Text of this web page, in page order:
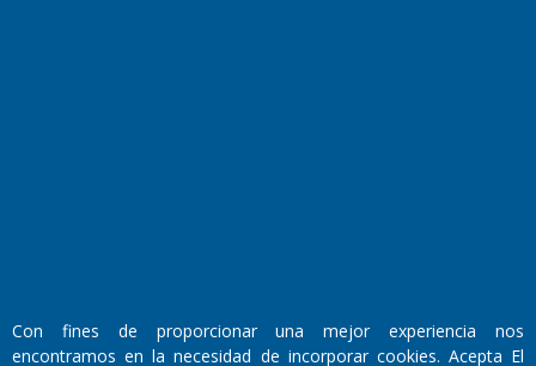
Con fines de proporcionar una mejor experiencia nos
encontramos en la necesidad de incorporar cookies. Acepta El